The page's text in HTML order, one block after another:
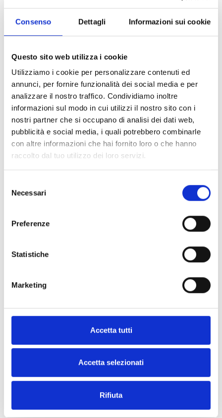
Consenso Dettagli Informazioni sui cookie
Questo sito web utilizza i cookie
Utilizziamo i cookie per personalizzare contenuti ed
annunci, per fornire funzionalità dei social media e per
analizzare il nostro traffico. Condividiamo inoltre
informazioni sul modo in cui utilizzi il nostro sito con i
nostri partner che si occupano di analisi dei dati web,
pubblicità e social media, i quali potrebbero combinarle
con altre informazioni che hai fornito loro o che hanno
raccolto dal tuo utilizzo dei loro servizi.
delNecessari
Preferenze
Statistiche
Marketing
Accetta tutti
Accetta selezionati
Rifiuta
Compendi Argentina e Perù
Guida sintetica alle indicazioni obbligatorie dei
Compendi Messico e Cile
Guida sintetica alle indicazioni obbligatorie dei
prodotti vitivinicoli